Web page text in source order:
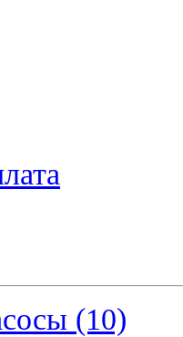
(10)